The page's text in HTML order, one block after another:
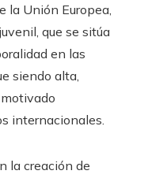
la Unión Europea,
que se sitúa
en las
siendo alta,
internacionales.
la creación de